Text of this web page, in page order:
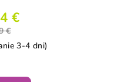
€
€
3-4 dni)